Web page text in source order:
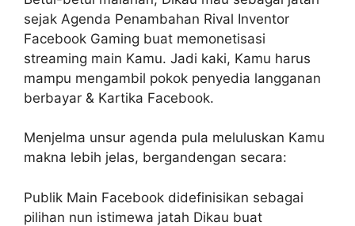
sejak Agenda Penambahan Rival Inventor
Facebook Gaming buat memonetisasi
streaming main Kamu. Jadi kaki, Kamu harus
mampu mengambil pokok penyedia langganan
berbayar & Kartika Facebook.
Menjelma unsur agenda pula meluluskan Kamu
makna lebih jelas, bergandengan secara:
Publik Main Facebook didefinisikan sebagai
pilihan nun istimewa jatah Dikau buat